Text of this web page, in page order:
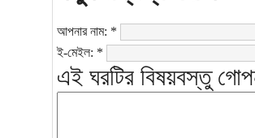
আপনার নাম: *
ই-মেইল: *
এই ঘরটির বিষয়বস্তু